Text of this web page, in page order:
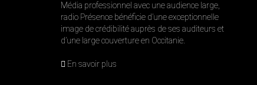
Média professionnel avec une audience large,
radio Présence bénéficie d’une exceptionnelle
image de crédibilité auprès de ses auditeurs et
d’une large couverture en Occitanie.
En savoir plus